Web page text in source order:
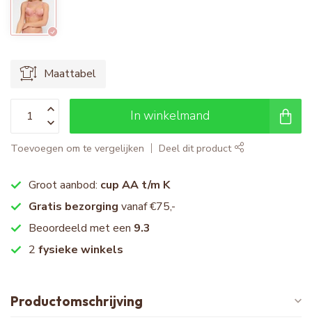
Maattabel
In winkelmand
Toevoegen om te vergelijken Deel dit product
Groot aanbod: cup AA t/m K
Gratis bezorging vanaf €75,-
Beoordeeld met een 9.3
2 fysieke winkels
Productomschrijving